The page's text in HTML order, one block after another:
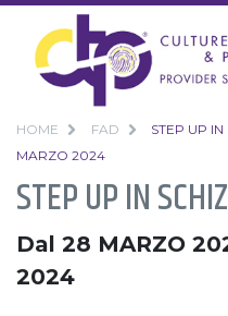
HOME FAD
STEP UP
MARZO 2024
STEP UP IN
Dal 28 MARZO
2024